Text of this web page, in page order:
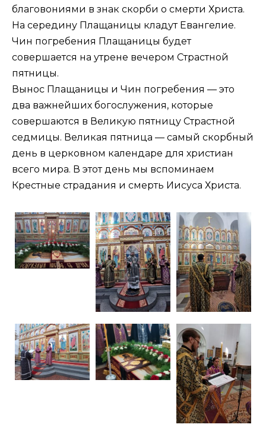
благовониями в знак скорби о смерти Христа.
На середину Плащаницы кладут Евангелие.
Чин погребения Плащаницы будет
совершается на утрене вечером Страстной
пятницы.
Вынос Плащаницы и Чин погребения — это
два важнейших богослужения, которые
совершаются в Великую пятницу Страстной
седмицы. Великая пятница — самый скорбный
день в церковном календаре для христиан
всего мира. В этот день мы вспоминаем
Крестные страдания и смерть Иисуса Христа.